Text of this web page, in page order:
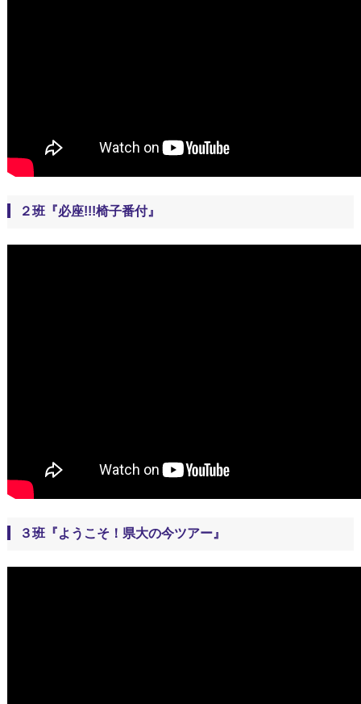
２班『必座!!!椅子番付』
３班『ようこそ！県大の今ツアー』